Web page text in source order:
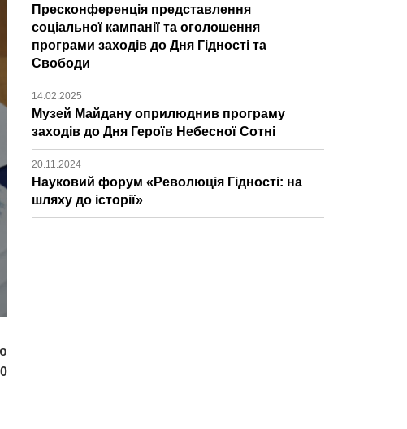
Пресконференція представлення
соціальної кампанії та оголошення
програми заходів до Дня Гідності та
Свободи
14.02.2025
Музей Майдану оприлюднив програму
заходів до Дня Героїв Небесної Сотні
20.11.2024
Науковий форум «Революція Гідності: на
шляху до історії»